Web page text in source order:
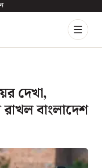
দেখা,
বাংলাদেশ